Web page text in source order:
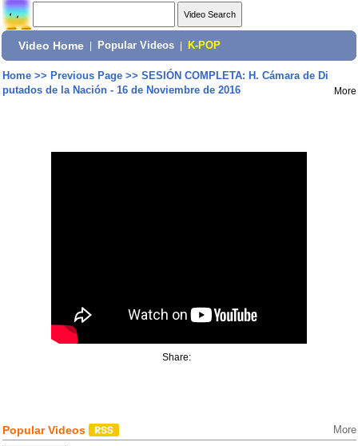
Video Home Popular Videos K-POP
Home>> Previous Page>> SESIÓN COMPLETA: H. Cámara de Di
putados de la Nación - 16 de Noviembre de 2016
More
Share:
Popular Videos More